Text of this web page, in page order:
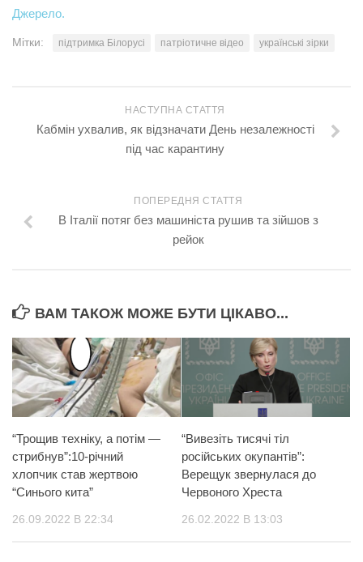
Джерело.
Мітки: підтримка Білорусі патріотичне відео українські зірки
НАСТУПНА СТАТТЯ
Кабмін ухвалив, як відзначати День незалежності
під час карантину
ПОПЕРЕДНЯ СТАТТЯ
В Італії потяг без машиніста рушив та зійшов з
рейок
ВАМ ТАКОЖ МОЖЕ БУТИ ЦІКАВО...
“Трощив техніку, а потім —
стрибнув”:10-річний
хлопчик став жертвою
“Синього кита”
26.09.2022 В 22:34
“Вивезіть тисячі тіл
російських окупантів”:
Верещук звернулася до
Червоного Хреста
26.02.2022 В 13:03